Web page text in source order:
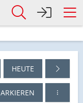
HEUTE